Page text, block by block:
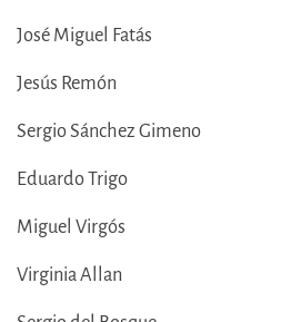
José Miguel Fatás
Jesús Remón
Sergio Sánchez Gimeno
Eduardo Trigo
Miguel Virgós
Virginia Allan